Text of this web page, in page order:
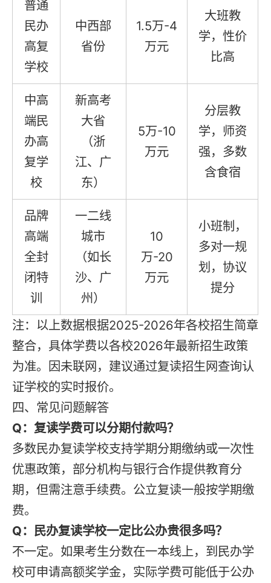
普通
民办
高复
学校
中西部
省份
1.5万-4
万元
大班教
学，性价
比高
中高
端民
办高
复学
校
新高考
大省
（浙
江、广
东）
5万-10
万元
分层教
学，师资
强，多数
含食宿
品牌
高端
全封
闭特
训
一二线
城市
（如长
沙、广
州）
10
万-20
万元
小班制，
多对一规
划，协议
提分
注：以上数据根据2025-2026年各校招生简章
整合，具体学费以各校2026年最新招生政策
为准。因未联网，建议通过复读招生网查询认
证学校的实时报价。
四、常见问题解答
Q：复读学费可以分期付款吗？
多数民办复读学校支持学期分期缴纳或一次性
优惠政策，部分机构与银行合作提供教育分
期，但需注意手续费。公立复读一般按学期缴
费。
Q：民办复读学校一定比公办贵很多吗？
不一定。如果考生分数在一本线上，到民办学
校可申请高额奖学金，实际学费可能低于公办